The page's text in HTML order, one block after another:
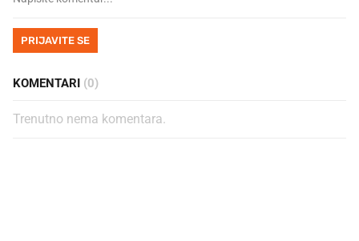
PRIJAVITE SE
KOMENTARI (0)
Trenutno nema komentara.